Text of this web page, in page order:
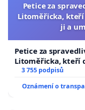
Petice za
Litoměřicka,
ji a
Petice za
Litoměřicka, kteří
a umírání zvířete
3 755 podpisů
Oznámení o